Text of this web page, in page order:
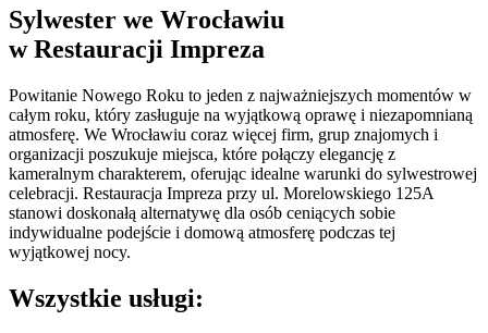
Sylwester we Wrocławiu
w Restauracji Impreza
Powitanie Nowego Roku to jeden z najważniejszych momentów w
całym roku, który zasługuje na wyjątkową oprawę i niezapomnianą
atmosferę. We Wrocławiu coraz więcej firm, grup znajomych i
organizacji poszukuje miejsca, które połączy elegancję z
kameralnym charakterem, oferując idealne warunki do sylwestrowej
celebracji. Restauracja Impreza przy ul. Morelowskiego 125A
stanowi doskonałą alternatywę dla osób ceniących sobie
indywidualne podejście i domową atmosferę podczas tej
wyjątkowej nocy.
Wszystkie usługi: